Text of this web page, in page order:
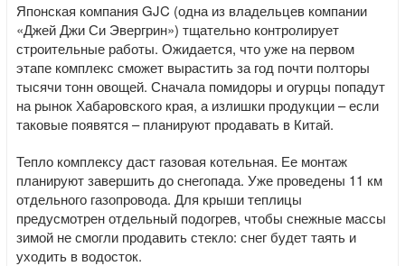
Японская компания GJC (одна из владельцев компании
«Джей Джи Си Эвергрин») тщательно контролирует
строительные работы. Ожидается, что уже на первом
этапе комплекс сможет вырастить за год почти полторы
тысячи тонн овощей. Сначала помидоры и огурцы попадут
на рынок Хабаровского края, а излишки продукции – если
таковые появятся – планируют продавать в Китай.
Тепло комплексу даст газовая котельная. Ее монтаж
планируют завершить до снегопада. Уже проведены 11 км
отдельного газопровода. Для крыши теплицы
предусмотрен отдельный подогрев, чтобы снежные массы
зимой не смогли продавить стекло: снег будет таять и
уходить в водосток.